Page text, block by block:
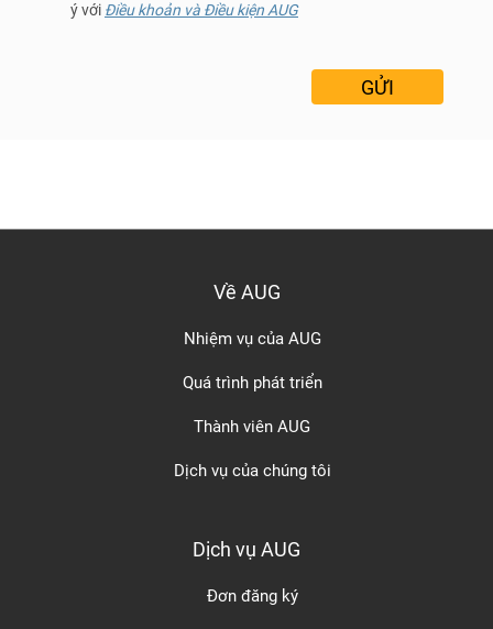
ý với Điều khoản và Điều kiện AUG
Về AUG
Nhiệm vụ của AUG
Quá trình phát triển
Thành viên AUG
Dịch vụ của chúng tôi
Dịch vụ AUG
Đơn đăng ký